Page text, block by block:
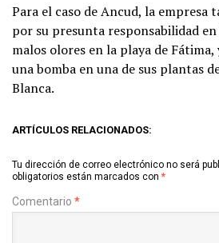
Para el caso de Ancud, la empresa
por su presunta responsabilidad
malos olores en la playa de
una bomba en una de sus plantas
Blanca.
ARTÍCULOS RELACIONADOS:
Tu dirección de correo electrónico no será
obligatorios están marcados con *
Comentario *